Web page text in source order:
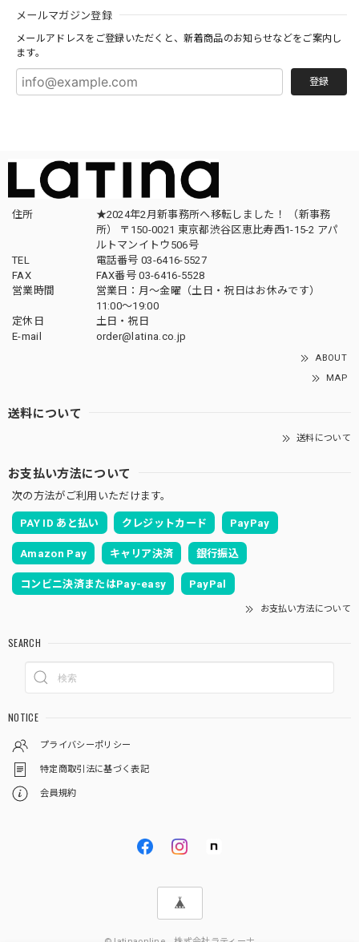
メールマガジン登録
メールアドレスをご登録いただくと、新着商品のお知らせなどをご案内し
ます。
登録
住所
★2024年2月新事務所へ移転しました！ （新事務
所） 〒150-0021 東京都渋谷区恵比寿西1-15-2 アパ
ルトマンイトウ506号
TEL
電話番号 03-6416-5527
FAX
FAX番号 03-6416-5528
営業時間
営業日：月〜金曜（土日・祝日はお休みです）
11:00〜19:00
定休日
土日・祝日
E-mail
order@latina.co.jp
ABOUT
MAP
送料について
送料について
お支払い方法について
次の方法がご利用いただけます。
PAY ID あと払い クレジットカード PayPay
Amazon Pay キャリア決済 銀行振込
コンビニ決済またはPay-easy PayPal
お支払い方法について
SEARCH
NOTICE
プライバシーポリシー
特定商取引法に基づく表記
会員規約